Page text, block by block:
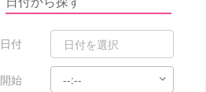
日付
開始